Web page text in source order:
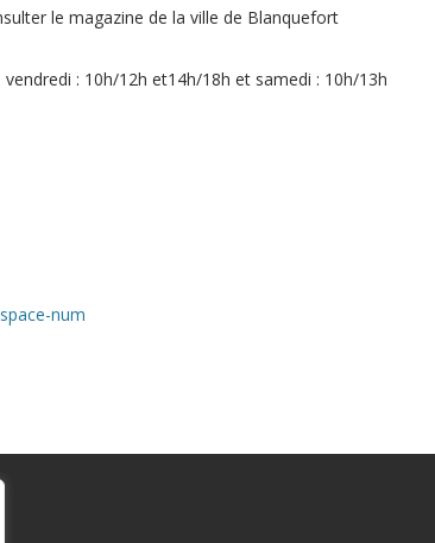
le magazine de la ville de Blanquefort
: 10h/12h et14h/18h et samedi : 10h/13h
num